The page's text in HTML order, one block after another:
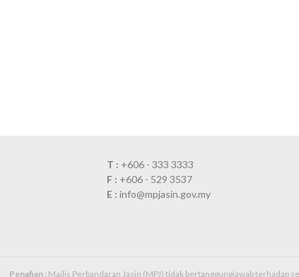
T : +606 - 333 3333
F : +606 - 529 3537
E : info@mpjasin.gov.my
Penafian : Majlis Perbandaran Jasin (MPJ) tidak bertanggungjawab terhadap